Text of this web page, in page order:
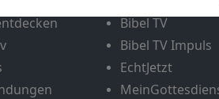
Bibel TV
Bibel TV Impuls
EchtJetzt